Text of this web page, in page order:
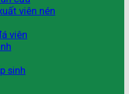
viên nén
viên
sinh